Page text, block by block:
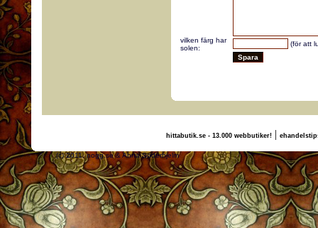
vilken färg har
solen:
(för att
hittabutik.se - 13.000 webbutiker!|
(c) 2011, nogg.se & Anna Söderhjelm